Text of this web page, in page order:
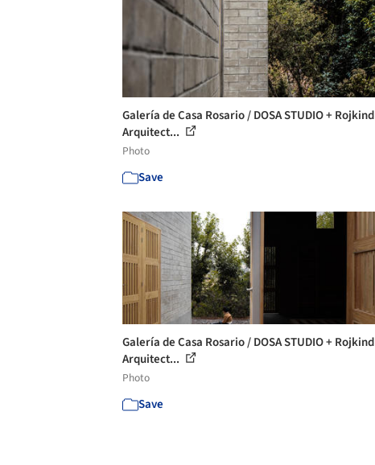
Galería de Casa Rosario / DOSA STUDIO + Rojkind
Arquitect...
Photo
Save
Galería de Casa Rosario / DOSA STUDIO + Rojkind
Arquitect...
Photo
Save